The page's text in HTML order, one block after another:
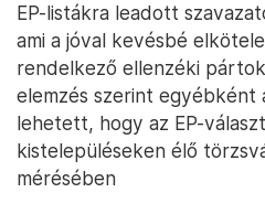
EP-listákra leadott
ami a jóval kevésbé
rendelkező ellenzéki
elemzés szerint egyébként
lehetett, hogy az EP-
kistelepüléseken élő
mérésében